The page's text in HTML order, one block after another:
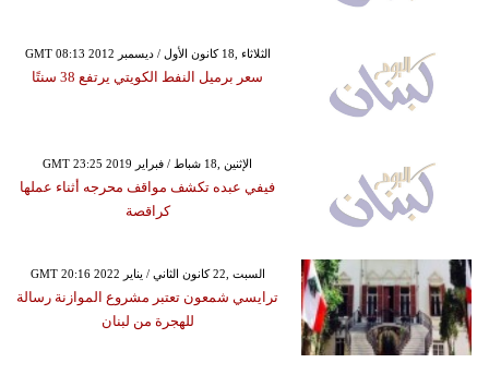
GMT 08:13 2012 الثلاثاء ,18 كانون الأول / ديسمبر
سعر برميل النفط الكويتي يرتفع 38 سنتًا
GMT 23:25 2019 الإثنين ,18 شباط / فبراير
فيفي عبده تكشف مواقف محرجه أثناء عملها
كراقصة
GMT 20:16 2022 السبت ,22 كانون الثاني / يناير
ترايسي شمعون تعتبر مشروع الموازنة رسالة
للهجرة من لبنان